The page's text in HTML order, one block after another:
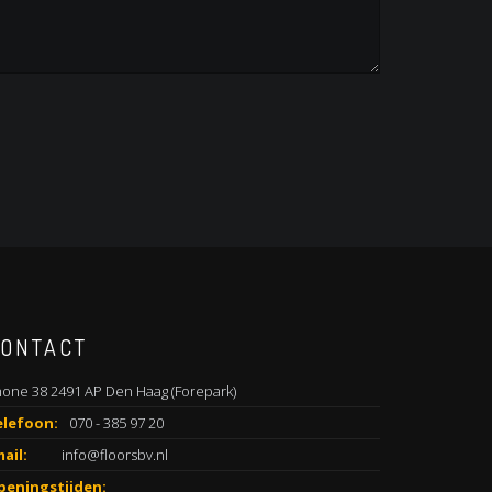
38 2491 AP Den Haag (Forepark)
070 - 385 97 20
info@floorsbv.nl